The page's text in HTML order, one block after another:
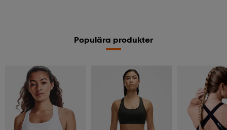
Populära produkter